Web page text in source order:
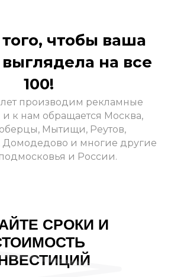
чтобы ваша
на все
100!
лет производим рекламные
к нам обращается Москва,
Мытищи, Реутов,
и многие другие
и России.
СРОКИ И